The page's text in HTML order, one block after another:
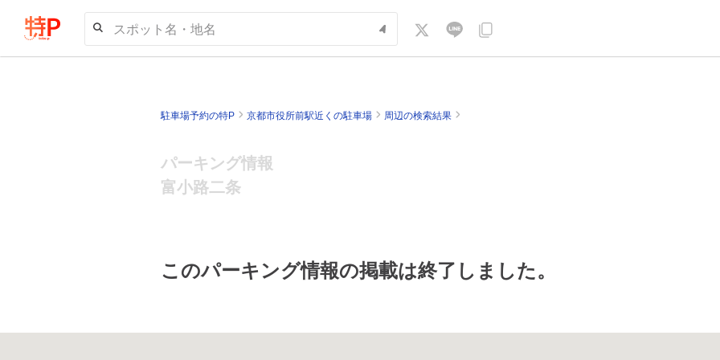
スポット名・地名
駐車場予約の特P 京都市役所前駅近くの駐車場 周辺の検索結果
パーキング情報
富小路二条
このパーキング情報の掲載は終了しました。